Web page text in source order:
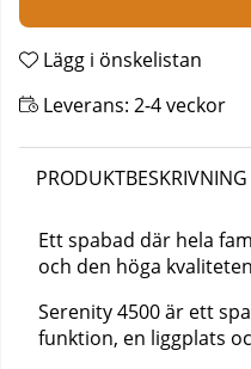
Lägg i önskelistan
Leverans: 2-4 veckor
PRODUKTBESKRIVNING
Ett spabad där hela
och den höga
Serenity 4500 är ett
funktion, en liggplats